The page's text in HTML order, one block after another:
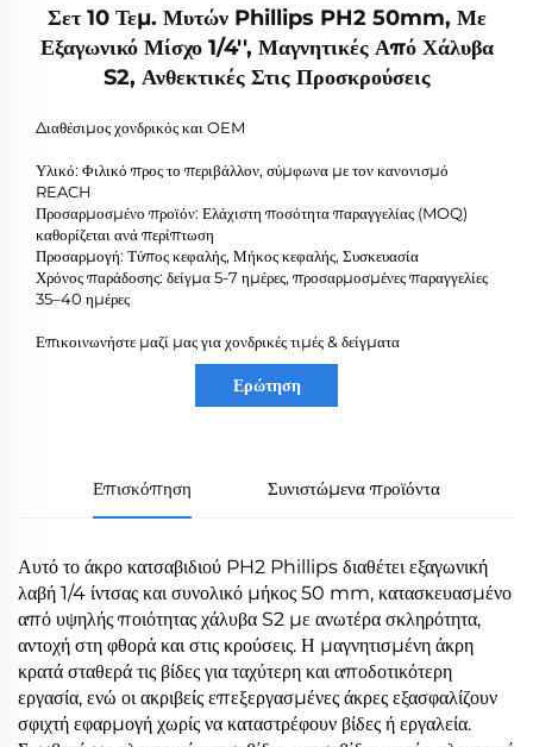
Σετ 10 Τεμ. Μυτών Phillips PH2 50mm, Με
Εξαγωνικό Μίσχο 1/4'', Μαγνητικές Από Χάλυβα
S2, Ανθεκτικές Στις Προσκρούσεις
Διαθέσιμος χονδρικός και OEM
Υλικό: Φιλικό προς το περιβάλλον, σύμφωνα με τον κανονισμό
REACH
Προσαρμοσμένο προϊόν: Ελάχιστη ποσότητα παραγγελίας (MOQ)
καθορίζεται ανά περίπτωση
Προσαρμογή: Τύπος κεφαλής, Μήκος κεφαλής, Συσκευασία
Χρόνος παράδοσης: δείγμα 5-7 ημέρες, προσαρμοσμένες παραγγελίες
35–40 ημέρες
Επικοινωνήστε μαζί μας για χονδρικές τιμές & δείγματα
Ερώτηση
Επισκόπηση Συνιστώμενα προϊόντα
Αυτό το άκρο κατσαβιδιού PH2 Phillips διαθέτει εξαγωνική
λαβή 1/4 ίντσας και συνολικό μήκος 50 mm, κατασκευασμένο
από υψηλής ποιότητας χάλυβα S2 με ανωτέρα σκληρότητα,
αντοχή στη φθορά και στις κρούσεις. Η μαγνητισμένη άκρη
κρατά σταθερά τις βίδες για ταχύτερη και αποδοτικότερη
εργασία, ενώ οι ακριβείς επεξεργασμένες άκρες εξασφαλίζουν
σφιχτή εφαρμογή χωρίς να καταστρέφουν βίδες ή εργαλεία.